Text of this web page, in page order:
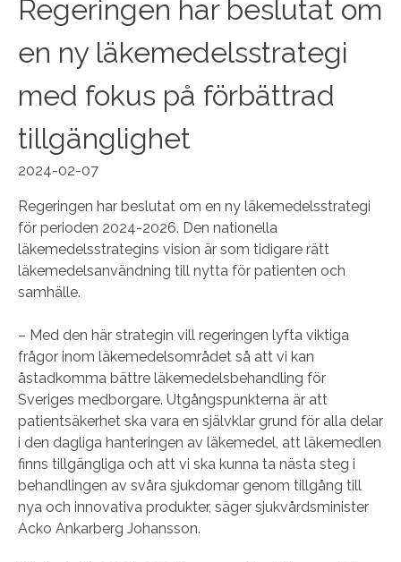
Regeringen har beslutat om
en ny läkemedelsstrategi
med fokus på förbättrad
tillgänglighet
2024-02-07
Regeringen har beslutat om en ny läkemedelsstrategi
för perioden 2024-2026. Den nationella
läkemedelsstrategins vision är som tidigare rätt
läkemedelsanvändning till nytta för patienten och
samhälle.
– Med den här strategin vill regeringen lyfta viktiga
frågor inom läkemedelsområdet så att vi kan
åstadkomma bättre läkemedelsbehandling för
Sveriges medborgare. Utgångspunkterna är att
patientsäkerhet ska vara en självklar grund för alla delar
i den dagliga hanteringen av läkemedel, att läkemedlen
finns tillgängliga och att vi ska kunna ta nästa steg i
behandlingen av svåra sjukdomar genom tillgång till
nya och innovativa produkter, säger sjukvårdsminister
Acko Ankarberg Johansson.